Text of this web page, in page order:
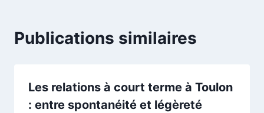
Publications similaires
Les relations à court terme à Toulon
: entre spontanéité et légèreté